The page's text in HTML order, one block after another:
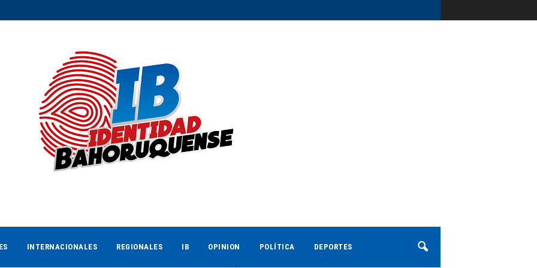
INTERNACIONALES REGIONALES IB OPINION POLÍTICA DEPORTES